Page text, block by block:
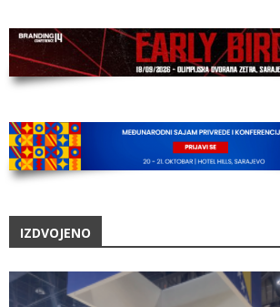
IZDVOJENO